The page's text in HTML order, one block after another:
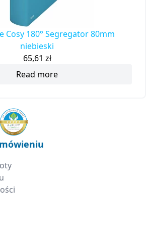
Cosy 180° Segregator 80mm
niebieski
65,61 zł
Read more